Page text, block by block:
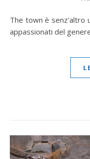
The town è senz'altro uno dei migliori film di rapine, che gli
appassionati del